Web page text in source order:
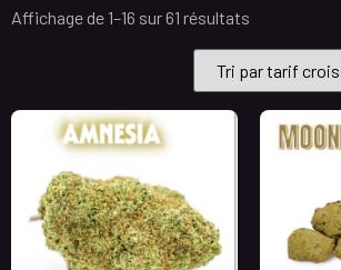
Affichage de 1–16 sur 61 résultats